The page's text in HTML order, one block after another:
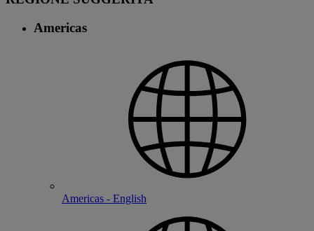
Americas
Americas - English